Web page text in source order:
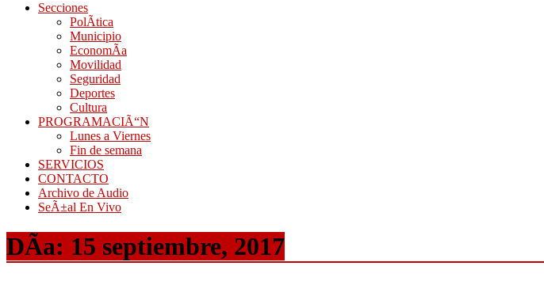
Secciones
PolÃ­tica
Municipio
EconomÃ­a
Movilidad
Seguridad
Deportes
Cultura
PROGRAMACIÃ“N
Lunes a Viernes
Fin de semana
SERVICIOS
CONTACTO
Archivo de Audio
SeÃ±al En Vivo
DÃ­a: 15 septiembre, 2017